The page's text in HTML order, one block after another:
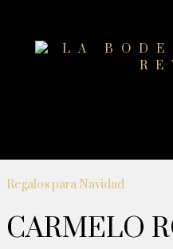
Regalos para Navidad
CARMELO